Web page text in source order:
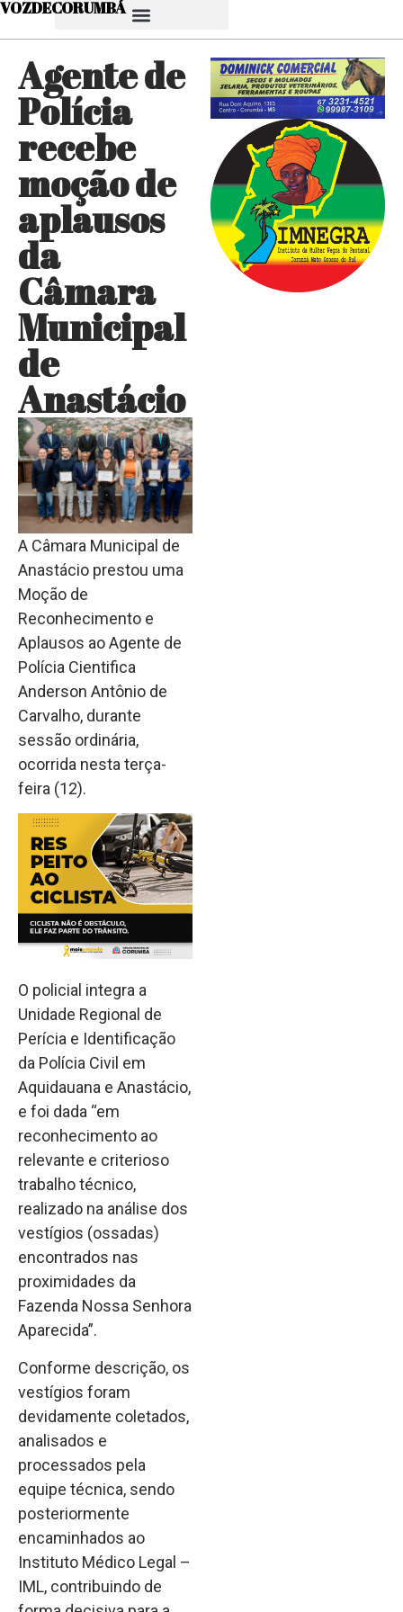
VOZDECORUMBÁ
Agente de
Polícia
recebe
moção de
aplausos
da
Câmara
Municipal
de
Anastácio
A Câmara Municipal de
Anastácio prestou uma
Moção de
Reconhecimento e
Aplausos ao Agente de
Polícia Cientifica
Anderson Antônio de
Carvalho, durante
sessão ordinária,
ocorrida nesta terça-
feira (12).
O policial integra a
Unidade Regional de
Perícia e Identificação
da Polícia Civil em
Aquidauana e Anastácio,
e foi dada “em
reconhecimento ao
relevante e criterioso
trabalho técnico,
realizado na análise dos
vestígios (ossadas)
encontrados nas
proximidades da
Fazenda Nossa Senhora
Aparecida”.
Conforme descrição, os
vestígios foram
devidamente coletados,
analisados e
processados pela
equipe técnica, sendo
posteriormente
encaminhados ao
Instituto Médico Legal –
IML, contribuindo de